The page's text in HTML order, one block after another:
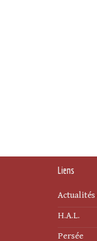
Liens
Actualités
H.A.L.
Persée